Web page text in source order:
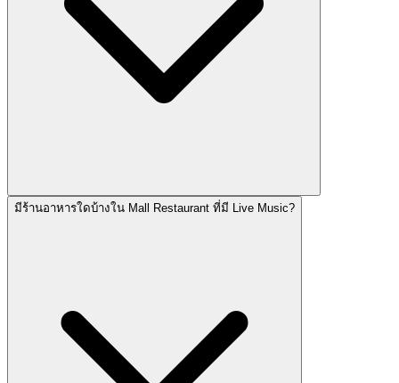
มีร้านอาหารใดบ้างใน Mall Restaurant ที่มี Live Music?